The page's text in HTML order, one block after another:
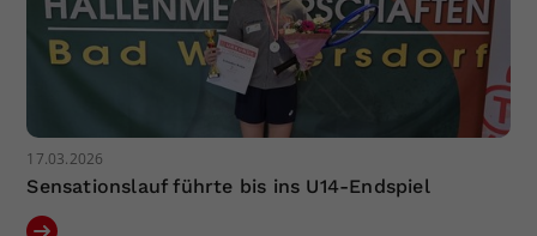
17.03.2026
Sensationslauf führte bis ins U14-Endspiel